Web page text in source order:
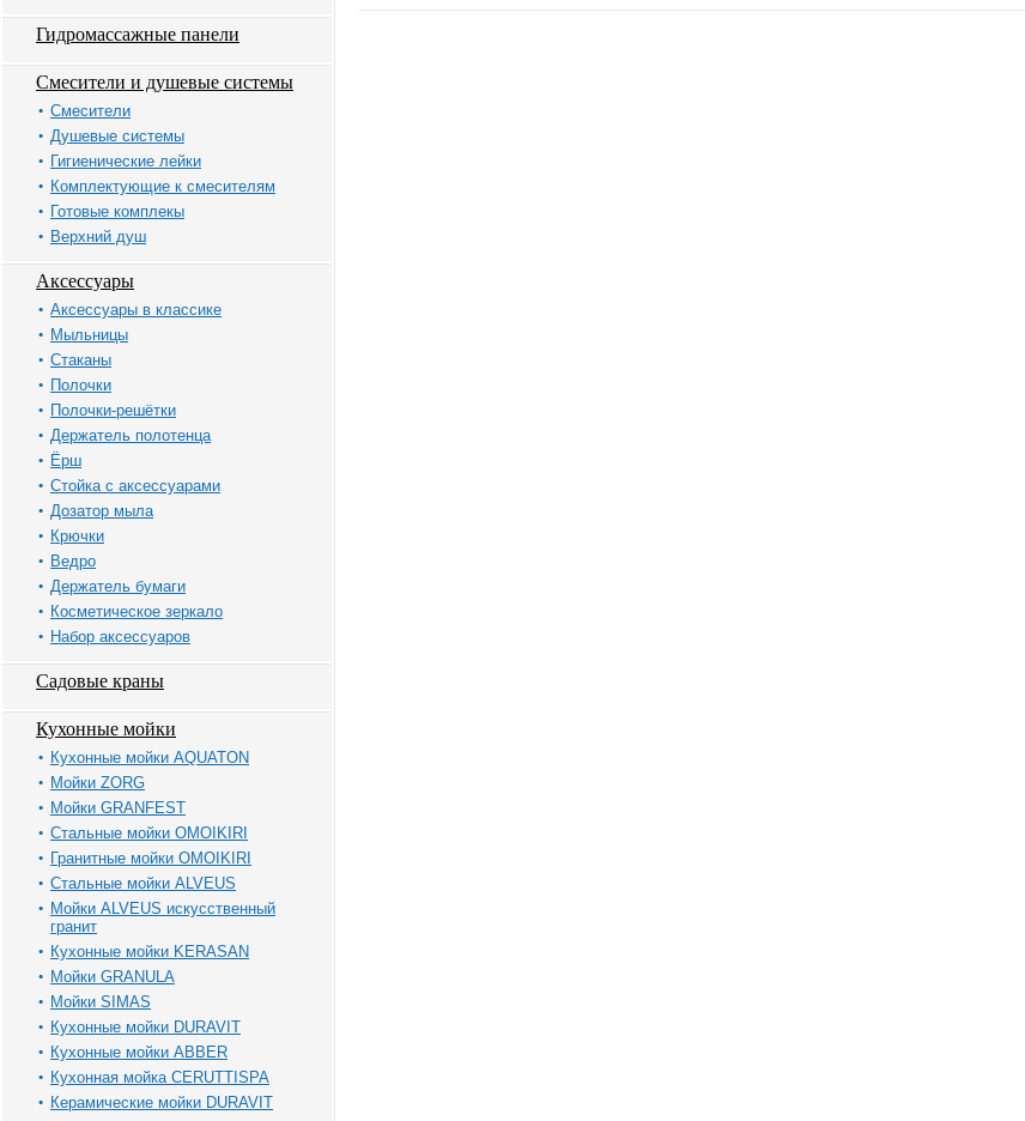
Гидромассажные панели
Смесители и душевые системы
Смесители
Душевые системы
Гигиенические лейки
Комплектующие к смесителям
Готовые комплекы
Верхний душ
Аксессуары
Аксессуары в классике
Мыльницы
Стаканы
Полочки
Полочки-решётки
Держатель полотенца
Ёрш
Стойка с аксессуарами
Дозатор мыла
Крючки
Ведро
Держатель бумаги
Косметическое зеркало
Набор аксессуаров
Садовые краны
Кухонные мойки
Кухонные мойки AQUATON
Мойки ZORG
Мойки GRANFEST
Стальные мойки OMOIKIRI
Гранитные мойки OMOIKIRI
Стальные мойки ALVEUS
Мойки ALVEUS искусственный
гранит
Кухонные мойки KERASAN
Мойки GRANULA
Мойки SIMAS
Кухонные мойки DURAVIT
Кухонные мойки ABBER
Кухонная мойка CERUTTISPA
Керамические мойки DURAVIT